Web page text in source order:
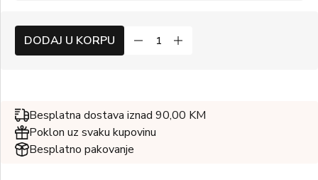
DODAJ U KORPU
Besplatna dostava iznad 90,00 KM
Poklon uz svaku kupovinu
Besplatno pakovanje